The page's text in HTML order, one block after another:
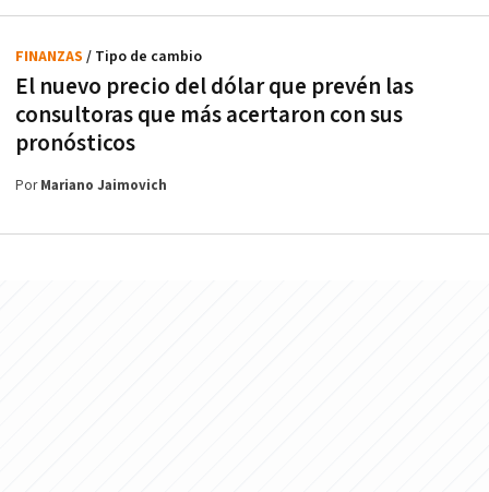
El nuevo precio del dólar que prevén las
consultoras que más acertaron con sus
pronósticos
FINANZAS / Tipo de cambio
PorMariano Jaimovich